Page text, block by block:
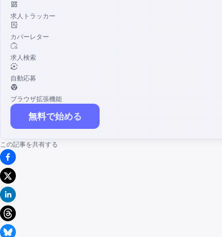
求人トラッカー
カバーレター
求人検索
自動応募
ブラウザ拡張機能
無料で始める
この記事を共有する